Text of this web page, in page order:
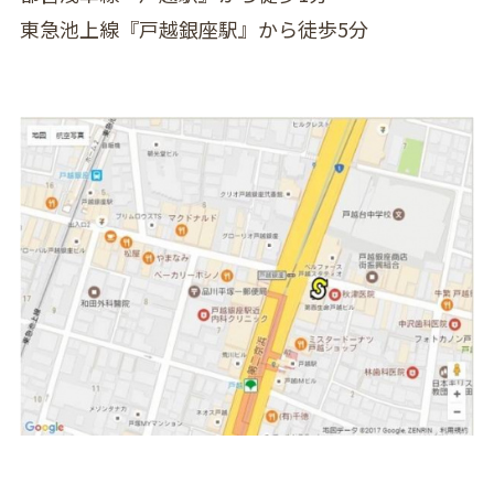
東急池上線『戸越銀座駅』から徒歩5分